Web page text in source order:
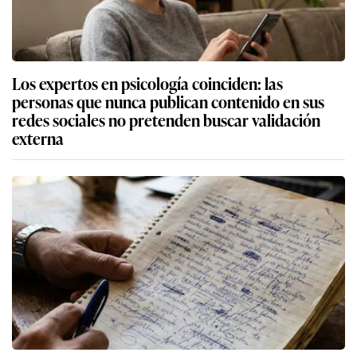
Los expertos en psicología coinciden: las
personas que nunca publican contenido en sus
redes sociales no pretenden buscar validación
externa